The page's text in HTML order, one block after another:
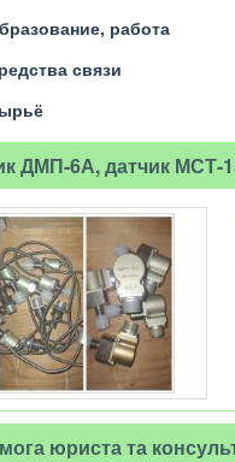
работа
связи
ДМП-6А, датчик МСТ-
юриста та